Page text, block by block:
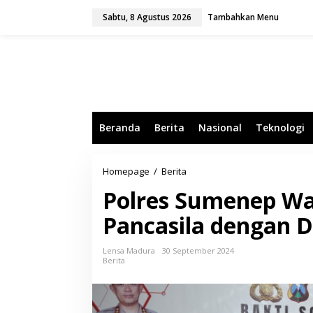
Sabtu, 8 Agustus 2026 Tambahkan Menu
Beranda Berita Nasional Teknologi
Homepage / Berita
r
s
S
e
Polres Sumenep
Pancasila dengan
Lensa Madura
30 September 2024
Berita